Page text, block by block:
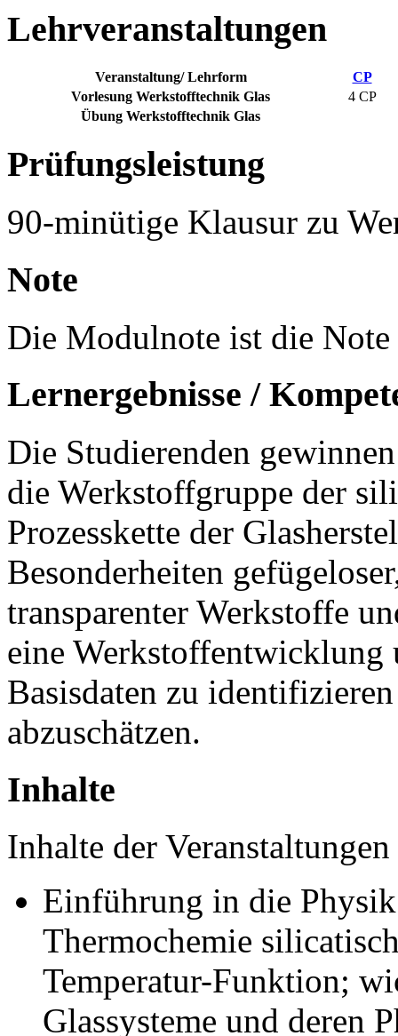
Lehrveranstaltungen
Veranstaltung/ Lehrform
CP
Vorlesung Werkstofftechnik Glas
4 CP
Übung Werkstofftechnik Glas
Prüfungsleistung
90-minütige Klausur zu
Note
Die Modulnote ist die Note
Lernergebnisse /
Die Studierenden
die Werkstoffgruppe der
Prozesskette der
Besonderheiten
transparenter Werkstoffe
eine Werkstoffentwicklung
Basisdaten zu
abzuschätzen.
Inhalte
Inhalte der
Einführung in die
Thermochemie
Temperatur-Funktion;
Glassysteme und deren